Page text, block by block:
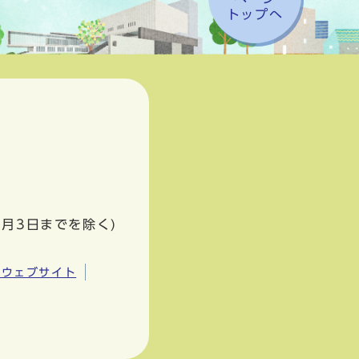
トップへ
3日までを除く)
ェブサイト